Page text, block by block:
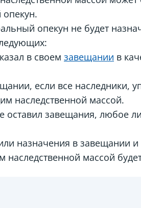
опекун не будет
в своем завещании в
если все наследники,
наследственной массой.
оставил завещания, любое
назначения в завещании
массой